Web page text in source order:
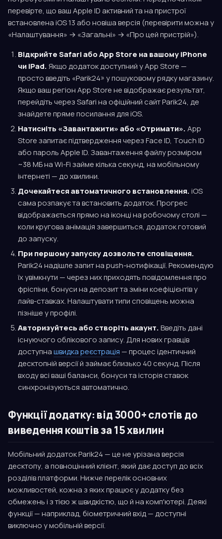
перевірте, що ваш Apple ID активний та на пристрої
встановлена iOS 13 або новіша версія (перевірити можна у
«Налаштування» → «Загальні» → «Про цей пристрій»).
Відкрийте Safari або App Store на вашому iPhone
чи iPad.Якщо додаток доступний у App Store —
просто введіть «Parik24» у пошуковому рядку магазину.
Якщо ваш регіон App Store не відображає результат,
перейдіть через Safari на офіційний сайт Parik24, де
знайдете пряме посилання для iOS.
Натисніть «Завантажити» або «Отримати».App
Store запитає підтвердження через Face ID, Touch ID
або пароль Apple ID. Завантаження файлу розміром
~38 МБ на Wi-Fi займе кілька секунд, на мобільному
інтернеті — до хвилини.
Дочекайтеся автоматичного встановлення.iOS
сама розпакує та встановить додаток. Прогрес
відображається прямо на іконці на робочому столі —
коли кругова анімація завершиться, додаток готовий
до запуску.
При першому запуску дозвольте сповіщення.
Parik24 надішле запит на push-нотифікації. Рекомендую
їх увімкнути — через них приходять повідомлення про
фріспіни, бонуси на депозит та зміни коефіцієнтів у
лайв-ставках. Налаштувати типи сповіщень можна
пізніше у профілі.
Авторизуйтесь або створіть акаунт.Введіть дані
існуючого облікового запису. Для нових гравців
доступнашвидка реєстрація — процес ідентичний
десктопній версії й займає близько 40 секунд. Після
входу всі ваші баланси, бонуси та історія ставок
синхронізуються автоматично.
Функції додатку: від 3000+ слотів до
виведення коштів за 15 хвилин
Мобільний додаток Parik24 — це не урізана версія
десктопу, а повноцінний клієнт, який дає доступ до всіх
розділів платформи. Нижче перелік основних
можливостей, кожна з яких працює у додатку без
обмежень і з тією ж швидкістю, що й на комп'ютері. Деякі
функції — наприклад, біометричний вхід — доступні
виключно у мобільній версії.